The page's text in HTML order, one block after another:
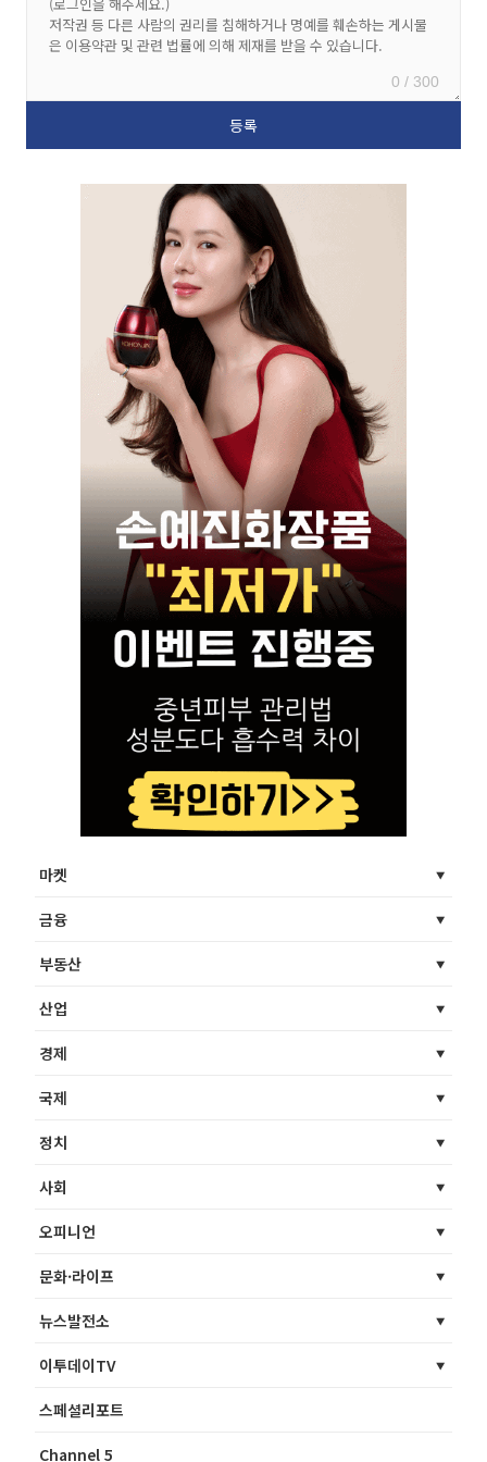
0 / 300
마켓
금융
부동산
산업
경제
국제
정치
사회
오피니언
문화·라이프
뉴스발전소
이투데이TV
스페셜리포트
Channel 5